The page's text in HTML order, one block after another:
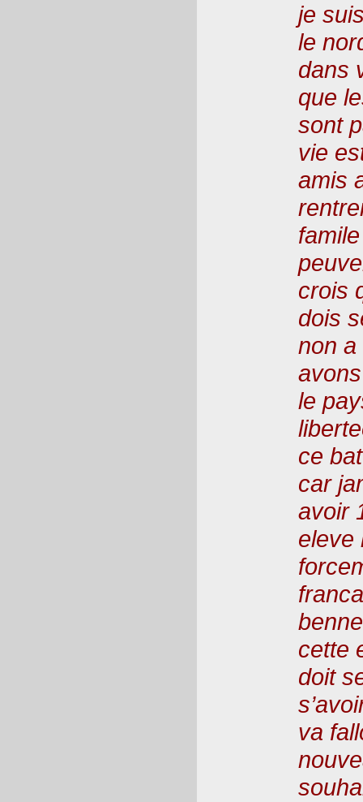
je
le
dans
que
sont
vie
amis
crois
dois
non a
le
ce
car
avoir
eleve
cette
doit
va